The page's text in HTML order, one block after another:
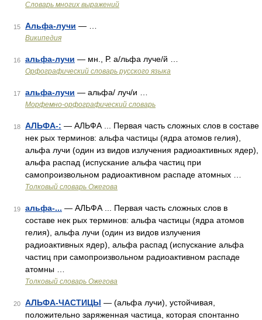
Словарь многих выражений
15 Альфа-лучи — …
Википедия
16 альфа-лучи — мн., Р. а/льфа луче/й …
Орфографический словарь русского языка
17 альфа-лучи — альфа/ луч/и …
Морфемно-орфографический словарь
18 АЛЬФА-: — АЛЬФА ... Первая часть сложных слов в составе
нек рых терминов: альфа частицы (ядра атомов гелия),
альфа лучи (один из видов излучения радиоактивных ядер),
альфа распад (испускание альфа частиц при
самопроизвольном радиоактивном распаде атомных …
Толковый словарь Ожегова
19 альфа-... — АЛЬФА ... Первая часть сложных слов в
составе нек рых терминов: альфа частицы (ядра атомов
гелия), альфа лучи (один из видов излучения
радиоактивных ядер), альфа распад (испускание альфа
частиц при самопроизвольном радиоактивном распаде
атомны …
Толковый словарь Ожегова
20 АЛЬФА-ЧАСТИЦЫ — (альфа лучи), устойчивая,
положительно заряженная частица, которая спонтанно